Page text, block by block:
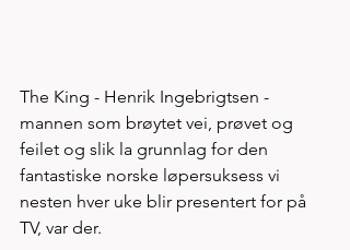
The King - Henrik Ingebrigtsen -
mannen som brøytet vei, prøvet og
feilet og slik la grunnlag for den
fantastiske norske løpersuksess vi
nesten hver uke blir presentert for på
TV, var der.